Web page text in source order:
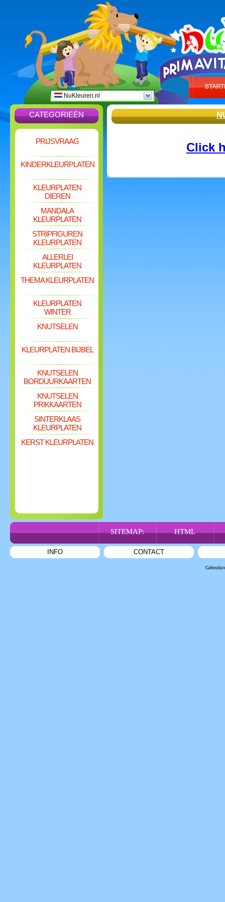
NuKleuren.nl
CATEGORIEËN
PRIJSVRAAG
KINDERKLEURPLATEN
KLEURPLATEN
DIEREN
MANDALA
KLEURPLATEN
STRIPFIGUREN
KLEURPLATEN
ALLERLEI
KLEURPLATEN
THEMA KLEURPLATEN
KLEURPLATEN
WINTER
KNUTSELEN
KLEURPLATEN BIJBEL
KNUTSELEN
BORDUURKAARTEN
KNUTSELEN
PRIKKAARTEN
SINTERKLAAS
KLEURPLATEN
KERST KLEURPLATEN
Click
SITEMAP: HTML
INFO CONTACT